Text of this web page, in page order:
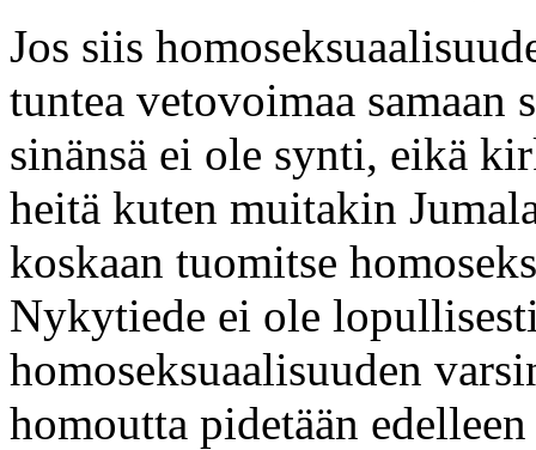
Jos siis
tuntea vetovoimaa samaan
sinänsä ei ole synti, eikä
heitä kuten muitakin
koskaan tuomitse
Nykytiede ei ole
homoseksuaalisuuden
homoutta pidetään